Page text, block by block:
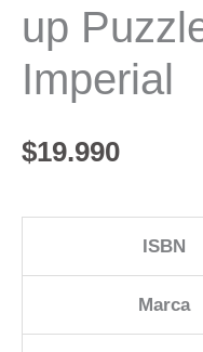
up
Imperial
$19.990
ISBN
Marca